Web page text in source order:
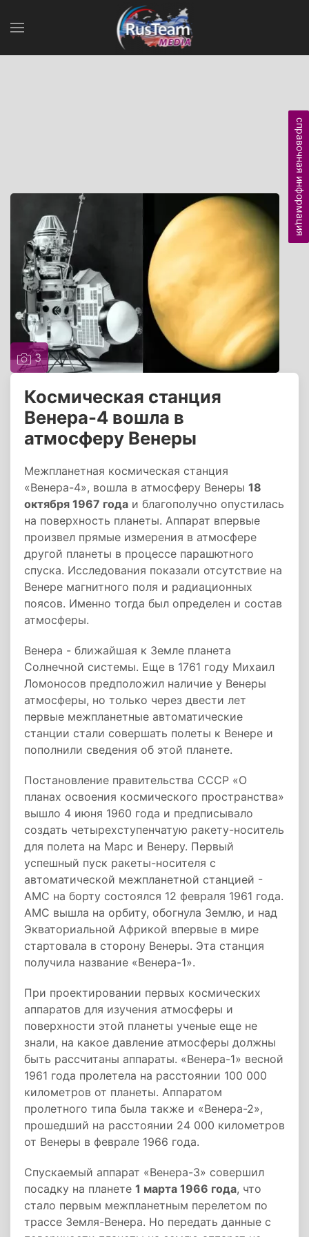
3
Космическая станция
Венера-4 вошла в
атмосферу Венеры
Межпланетная космическая станция
«Венера-4», вошла в атмосферу Венеры 18
октября 1967 года и благополучно опустилась
на поверхность планеты. Аппарат впервые
произвел прямые измерения в атмосфере
другой планеты в процессе парашютного
спуска. Исследования показали отсутствие на
Венере магнитного поля и радиационных
поясов. Именно тогда был определен и состав
атмосферы.
Венера - ближайшая к Земле планета
Солнечной системы. Еще в 1761 году Михаил
Ломоносов предположил наличие у Венеры
атмосферы, но только через двести лет
первые межпланетные автоматические
станции стали совершать полеты к Венере и
пополнили сведения об этой планете.
Постановление правительства СССР «О
планах освоения космического пространства»
вышло 4 июня 1960 года и предписывало
создать четырехступенчатую ракету-носитель
для полета на Марс и Венеру. Первый
успешный пуск ракеты-носителя с
автоматической межпланетной станцией -
АМС на борту состоялся 12 февраля 1961 года.
АМС вышла на орбиту, обогнула Землю, и над
Экваториальной Африкой впервые в мире
стартовала в сторону Венеры. Эта станция
получила название «Венера-1».
При проектировании первых космических
аппаратов для изучения атмосферы и
поверхности этой планеты ученые еще не
знали, на какое давление атмосферы должны
быть рассчитаны аппараты. «Венера-1» весной
1961 года пролетела на расстоянии 100 000
километров от планеты. Аппаратом
пролетного типа была также и «Венера-2»,
прошедший на расстоянии 24 000 километров
от Венеры в феврале 1966 года.
Спускаемый аппарат «Венера-3» совершил
посадку на планете 1 марта 1966 года, что
стало первым межпланетным перелетом по
трассе Земля-Венера. Но передать данные с
справочная информация